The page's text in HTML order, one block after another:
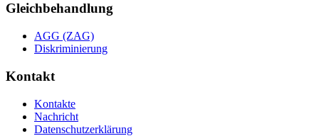
Gleichbehandlung
AGG (ZAG)
Diskriminierung
Kontakt
Kontakte
Nachricht
Datenschutzerklärung